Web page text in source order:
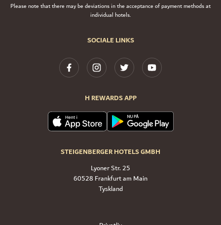
SOCIALE LINKS
H REWARDS APP
STEIGENBERGER HOTELS GMBH
Lyoner Str. 25
60528 Frankfurt am Main
Tyskland
Please note that there may be deviations in the acceptance of payment methods at
individual hotels.